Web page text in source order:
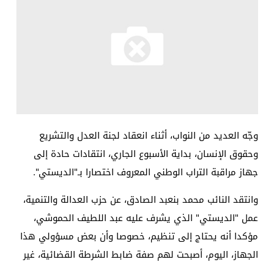
وجّه العديد من النواب، أثناء انعقاد لجنة العدل والتشريع
وحقوق الإنسان، بداية الأسبوع الجاري، انتقادات حادة إلى
جهاز مراقبة التراب الوطني المعروف اختصارا بـ"الديستي".
وانتقد النائب محمد بنعبد الصادق، عن حزب العدالة والتنمية،
عمل "الديستي" الذي يشرف عليه عبد اللطيف الحموشي،
مؤكدا أنه يحتاج إلى تنظيم، خصوصا وأن بعض مسؤولي هذا
الجهاز، اليوم، أصبحت لهم صفة ضابط الشرطة القضائية، غير